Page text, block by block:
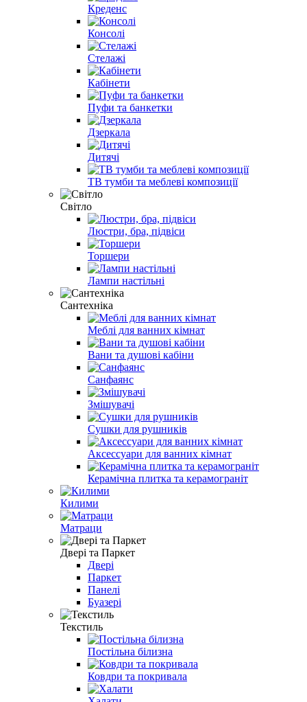
Креденс
Консолі
Стелажі
Кабінети
Пуфи та банкетки
Дзеркала
Дитячі
ТВ тумби та меблеві композиції
Світло
Люстри, бра, підвіси
Торшери
Лампи настільні
Сантехніка
Меблі для ванних кімнат
Вани та душові кабіни
Санфаянс
Змішувачі
Сушки для рушників
Аксессуари для ванних кімнат
Керамічна плитка та керамограніт
Килими
Матраци
Двері та Паркет
Двері
Паркет
Панелі
Буазері
Текстиль
Постільна білизна
Ковдри та покривала